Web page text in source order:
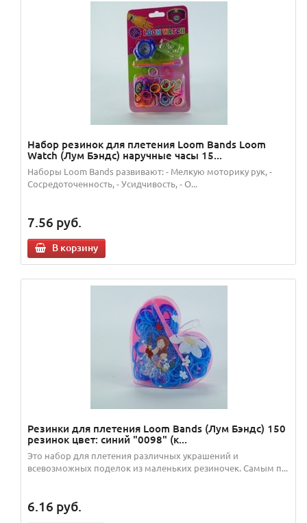
Набор резинок для плетения Loom Bands Loom
Watch (Лум Бэндс) наручные часы 15...
Наборы Loom Bands развивают: - Мелкую моторику рук, -
Сосредоточенность, - Усидчивость, - О...
7.56 руб.
В корзину
Резинки для плетения Loom Bands (Лум Бэндс) 150
резинок цвет: синий "0098" (к...
Это набор для плетения различных украшений и
всевозможных поделок из маленьких резиночек. Самым п...
6.16 руб.